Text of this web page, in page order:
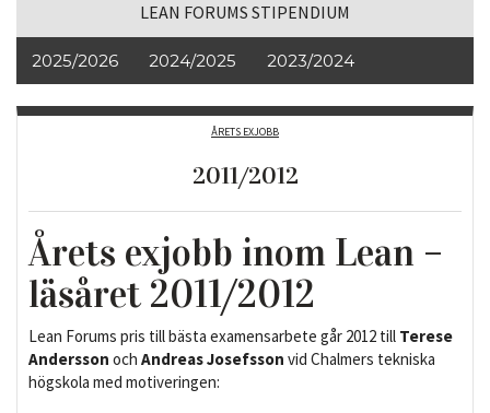
LEAN FORUMS STIPENDIUM
2025/2026 2024/2025 2023/2024
2022/2023 2021/2022
ÅRETS EXJOBB
2011/2012
Årets exjobb inom Lean –
läsåret 2011/2012
Lean Forums pris till bästa examensarbete går 2012 till Terese
Andersson och Andreas Josefsson vid Chalmers tekniska
högskola med motiveringen: